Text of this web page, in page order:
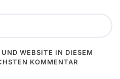
WEBSITE IN DIESEM
KOMMENTAR